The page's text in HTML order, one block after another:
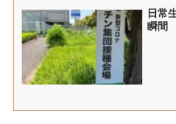
日常
瞬間